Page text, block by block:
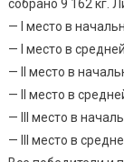
собрано 9 162 кг.
— I место в
— I место в
— II место в
— II место в
— III место в
— III место в